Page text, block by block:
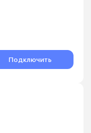
Подключить